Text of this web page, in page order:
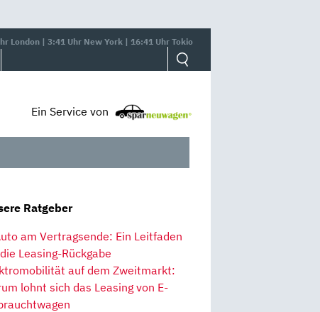
London | 3:41 Uhr New York | 16:41 Uhr Tokio
Ein Service von
Ratgeber
am Vertragsende: Ein Leitfaden
Leasing-Rückgabe
auf dem Zweitmarkt:
lohnt sich das Leasing von E-